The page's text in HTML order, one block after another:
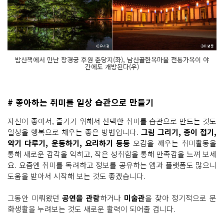
밤산책에서 만난 창경궁 후원 춘당지(좌), 남산골한옥마을 전통가옥이 야
간에도 개방된다(우)
# 좋아하는 취미를 일상 습관으로 만들기
자신이 좋아서, 즐기기 위해서 선택한 취미를 습관으로 만드는 것도
일상을 행복으로 채우는 좋은 방법입니다. 그림 그리기, 종이 접기,
악기 다루기, 운동하기, 요리하기 등등 오감을 깨우는 취미활동을
통해 새로운 감각을 익히고, 작은 성취함을 통해 만족감을 느껴 보세
요. 요즘엔 취미를 독려하고 정보를 공유하는 앱과 플랫폼도 많으니
도움을 받아서 시작해 보는 것도 좋겠습니다.
그동안 미뤄왔던공연을 관람하거나 미술관을 찾아 정기적으로 문
화생활을 누려보는 것도 새로운 활력이 되어줄 겁니다.